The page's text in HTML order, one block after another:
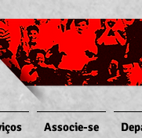
Associe-se